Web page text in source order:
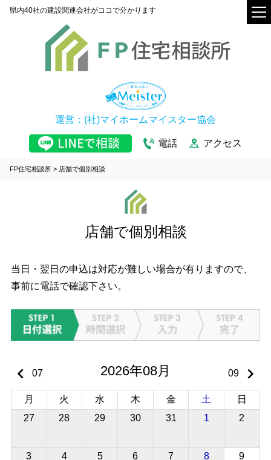
県内40社の建設関連会社がココで分かります
運営：(社)マイホームマイスター協会
電話 アクセス
FP住宅相談所 > 店舗で個別相談
店舗で個別相談
当日・翌日の申込は対応が難しい場合が有りますので、
事前に電話で確認下さい。
keyboard_arrow_left 07 2026年08月 09 keyboard_arrow_right
月 火 水 木 金 土
日
27
28 29 30 31 1 2
3 4 5 6 7 8 9